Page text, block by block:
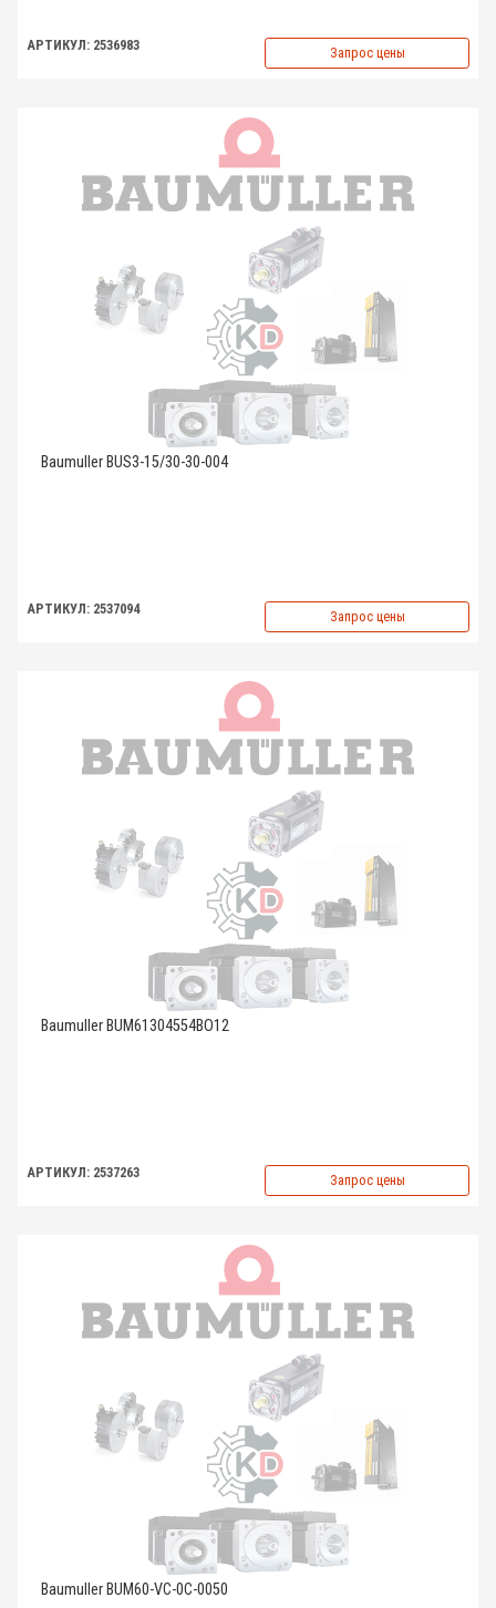
АРТИКУЛ: 2536983 Запрос цены
Baumuller BUS3-15/30-30-004
АРТИКУЛ: 2537094 Запрос цены
Baumuller BUM61304554BO12
АРТИКУЛ: 2537263 Запрос цены
Baumuller BUM60-VC-0C-0050